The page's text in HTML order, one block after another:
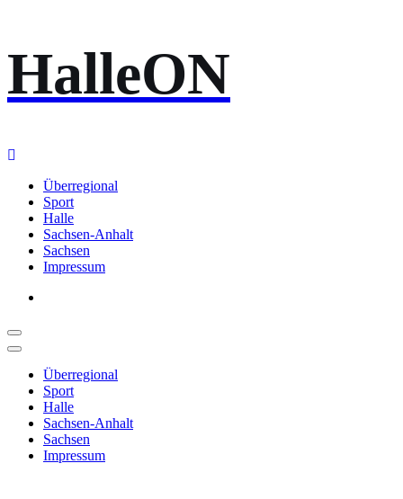
Inhalt
springen
HalleON
Überregional
Sport
Halle
Sachsen-Anhalt
Sachsen
Impressum
Überregional
Sport
Halle
Sachsen-Anhalt
Sachsen
Impressum